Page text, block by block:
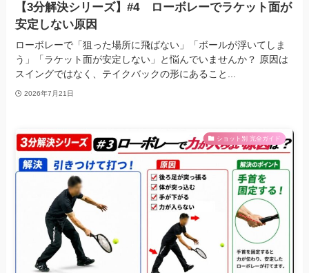
【3分解決シリーズ】#4 ローボレーでラケット面が
安定しない原因
ローボレーで「狙った場所に飛ばない」「ボールが浮いてしま
う」「ラケット面が安定しない」と悩んでいませんか？ 原因は
スイングではなく、テイクバックの形にあること...
2026年7月21日
ショット別 完全ガイド